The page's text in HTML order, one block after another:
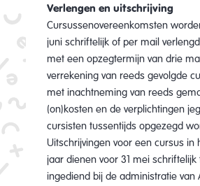
Verlengen en uitschrijving
Cursussenovereenkomsten
juni schriftelijk of per mail
met een opzegtermijn van drie
verrekening van reeds gevolgde
met inachtneming van reeds
(on)kosten en de verplichtingen
cursisten tussentijds opgezegd
Uitschrijvingen voor een cursus in
jaar dienen voor 31 mei
ingediend bij de administratie van